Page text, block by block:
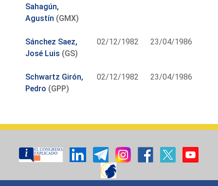
Sahagún,
Agustín (GMX)
Sánchez Saez,
José Luis (GS)
02/12/1982 23/04/1986
Schwartz Girón,
Pedro (GPP)
02/12/1982 23/04/1986